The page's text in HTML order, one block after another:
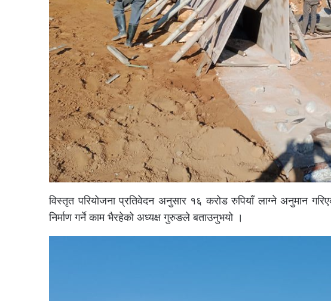
विस्तृत परियोजना प्रतिवेदन अनुसार १६ करोड रुपियाँ लाग्ने अनुमान
निर्माण गर्ने काम भैरहेको अध्यक्ष गुरुङले बताउनुभयो ।